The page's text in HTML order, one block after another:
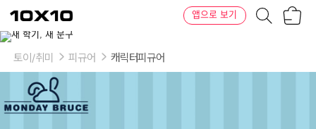
텐
바
텐
앱으로 보기
이
상
ONE
토이/취미 피규어 캐릭터피규어